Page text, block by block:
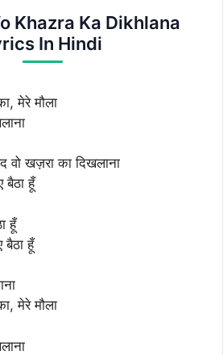
Khazra Ka Dikhlana
In Hindi
मेरे मौला
वो खज़रा का दिखलाना
हूँ
हूँ
बैठा हूँ
मेरे मौला